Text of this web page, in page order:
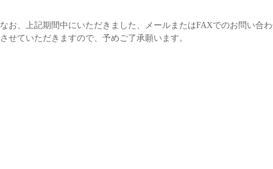
なお、上記期間中にいただきました、メールまたはFAXでのお問い合
させていただきますので、予めご了承願います。